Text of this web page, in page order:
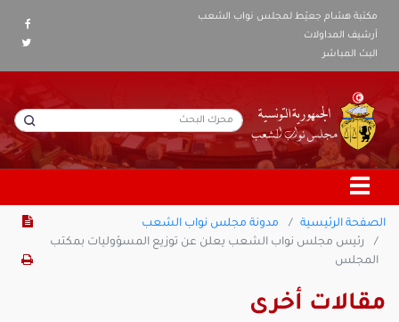
مكتبة هشام جعيّط لمجلس نواب الشعب
أرشيف المداولات
البث المباشر
الصفحة الرئيسية
مدونة مجلس نواب الشعب
رئيس مجلس نواب الشعب يعلن عن توزيع المسؤوليات بمكتب
المجلس
مقالات أخرى